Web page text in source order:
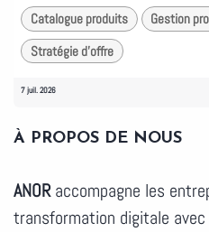
Catalogue produits Gestion
Stratégie d'offre
7 juil. 2026
À PROPOS DE NOUS
ANORaccompagne les
transformation digitale